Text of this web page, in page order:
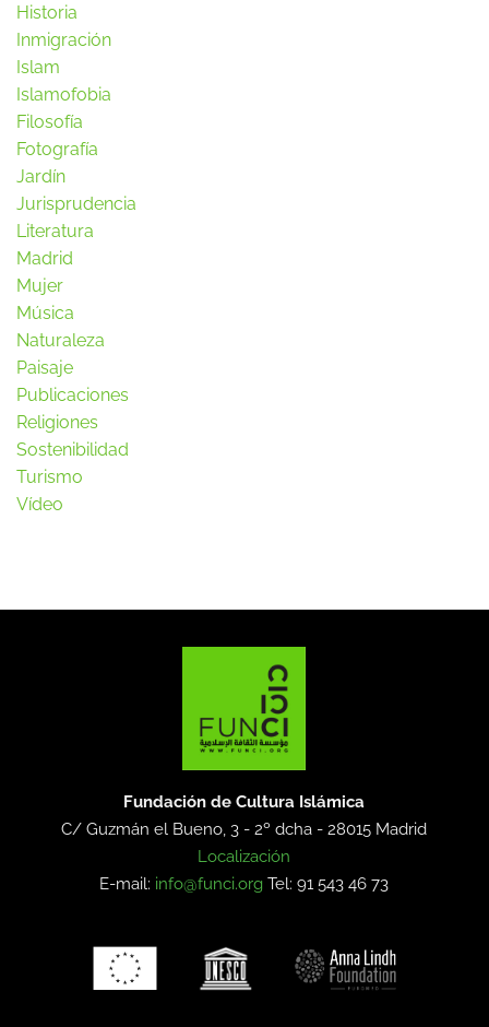
Historia
Inmigración
Islam
Islamofobia
Filosofía
Fotografía
Jardín
Jurisprudencia
Literatura
Madrid
Mujer
Música
Naturaleza
Paisaje
Publicaciones
Religiones
Sostenibilidad
Turismo
Vídeo
Fundación de Cultura Islámica
C/ Guzmán el Bueno, 3 - 2º dcha -28015 Madrid
Localización
E-mail: info@funci.org Tel: 91 543 46 73